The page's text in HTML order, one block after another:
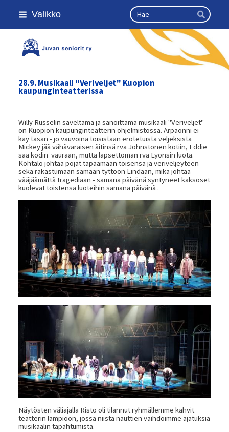
Siirry
sivun
Valikko Haku
Hae
Kansallinen senioriliitto
28.9. Musikaali "Veriveljet" Kuopion
kaupunginteatterissa
Willy Russelin säveltämä ja sanoittama musikaali "Veriveljet"
on Kuopion kaupunginteatterin ohjelmistossa. Arpaonni ei
käy tasan - jo vauvoina toisistaan erotetuista veljeksistä
Mickey jää vähävaraisen äitinsä rva Johnstonen kotiin, Eddie
saa kodin vauraan, mutta lapsettoman rva Lyonsin luota.
Kohtalo johtaa pojat tapaamaan toisensa ja veriveljeyteen
sekä rakastumaan samaan tyttöön Lindaan, mikä johtaa
vääjäämättä tragediaan - samana päivänä syntyneet kaksoset
kuolevat toistensa luoteihin samana päivänä .
Näytösten väliajalla Risto oli tilannut ryhmällemme kahvit
teatterin lämpiöön, jossa niistä nauttien vaihdoimme ajatuksia
musikaalin tapahtumista.